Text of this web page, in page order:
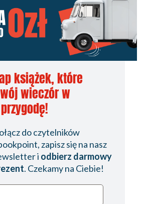
książek, które
wieczór w
do czytelników
zapisz się na nasz
i odbierz darmowy
. Czekamy na Ciebie!